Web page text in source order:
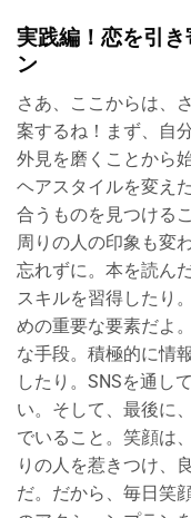
実践編！恋を引
ン
さあ、ここからは、
案するね！まず、自
外見を磨くことから
ヘアスタイルを変え
合うものを見つける
周りの人の印象も変
忘れずに。本を読ん
スキルを習得したり
めの重要な要素だよ
な手段。積極的に情
したり。SNSを通し
い。そして、最後に
でいること。笑顔は
りの人を惹きつけ、
だ。だから、毎日笑